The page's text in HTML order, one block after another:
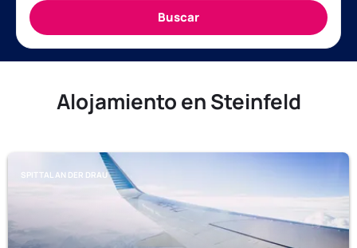
Alojamiento en Steinfeld
SPITTAL AN DER DRAU